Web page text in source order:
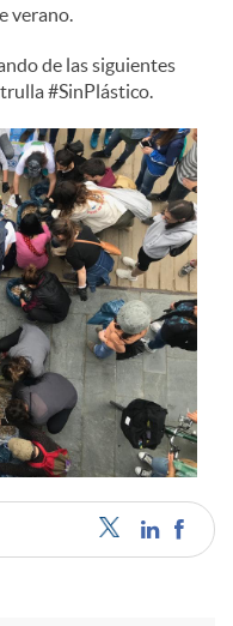
verano.
de las siguientes
#SinPlástico.